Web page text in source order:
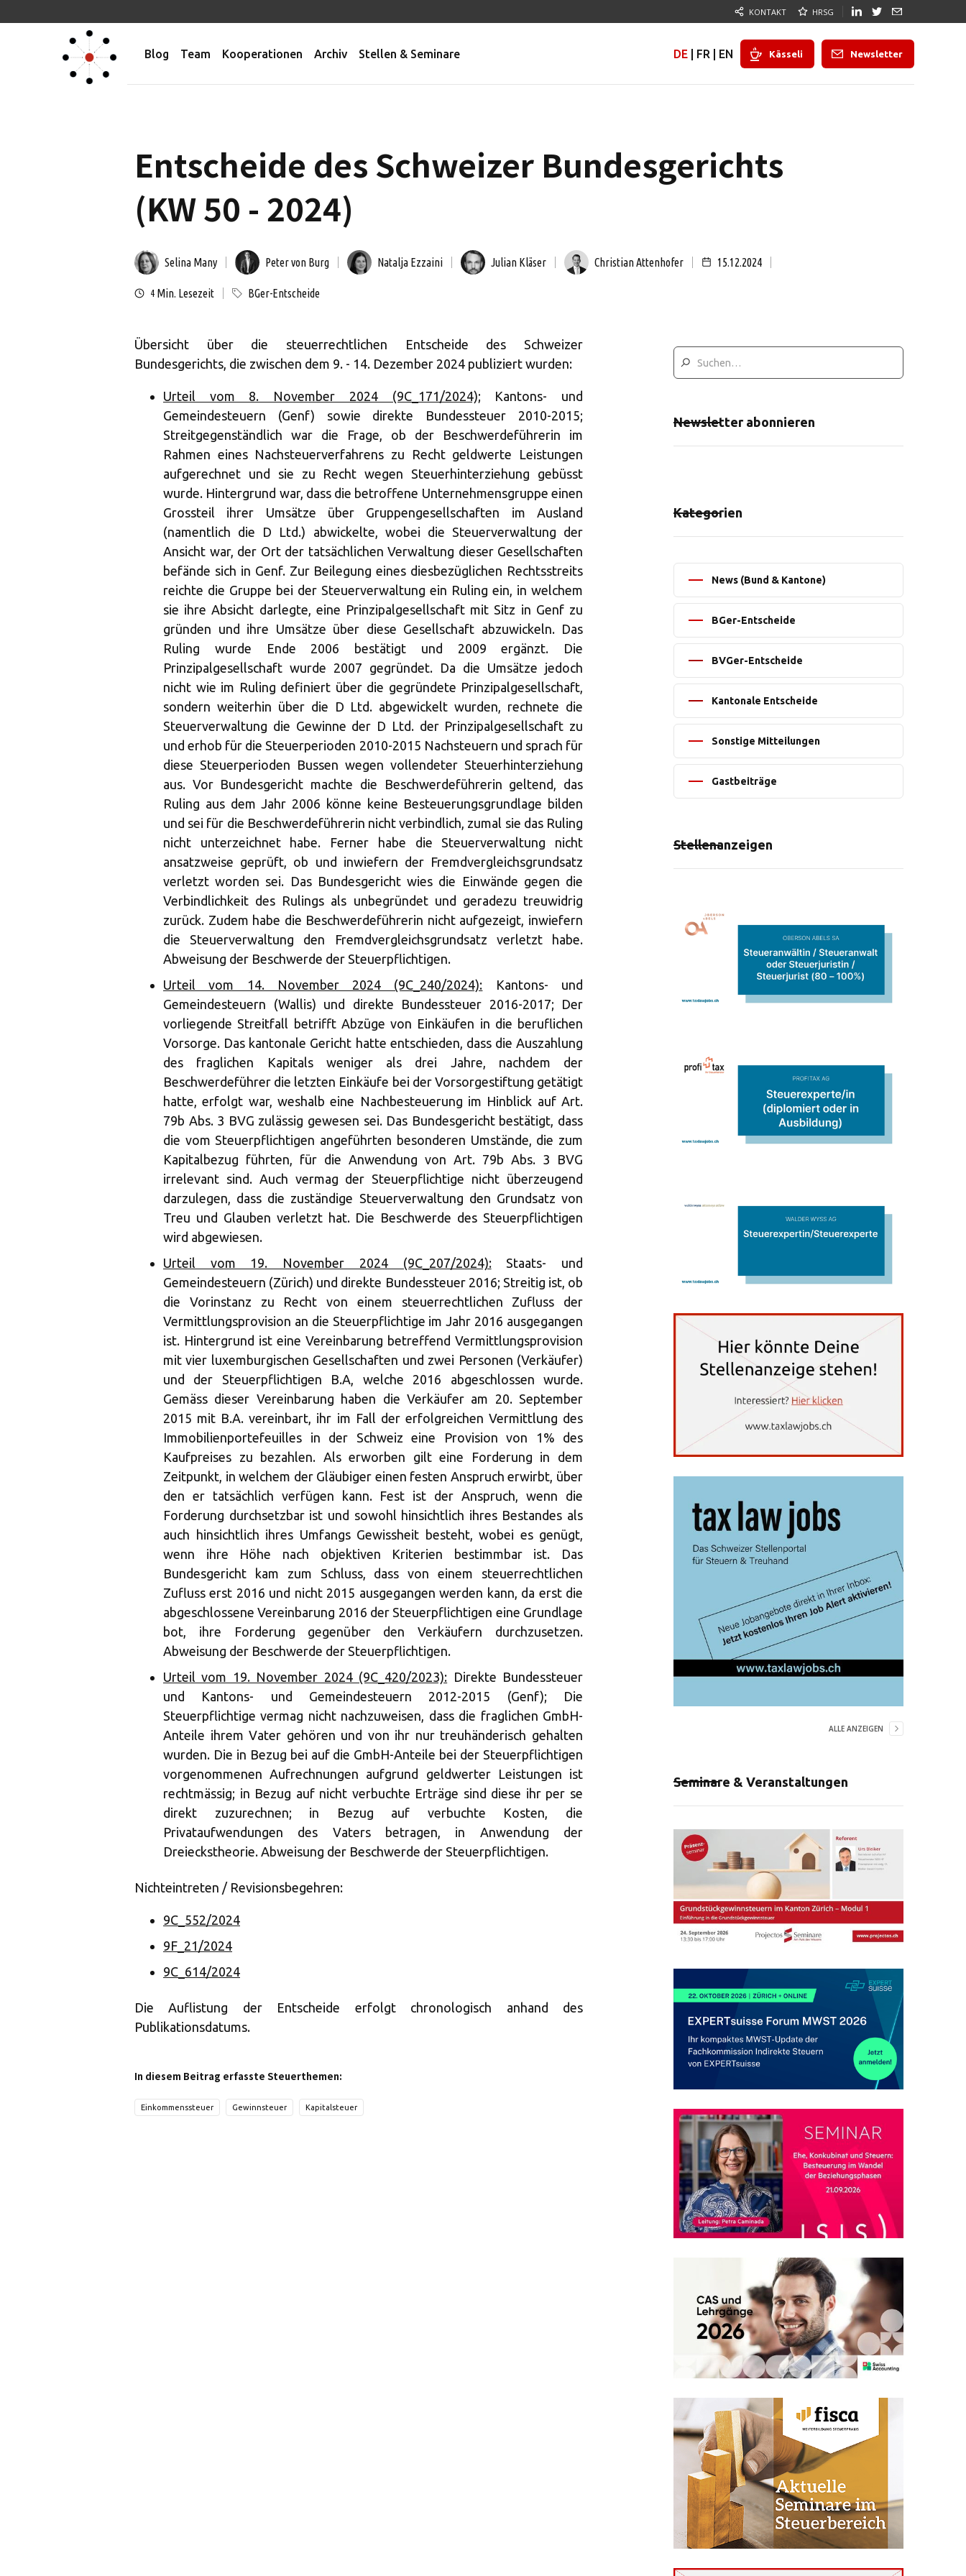
KONTAKT HRSG
Blog Team Kooperationen Archiv Stellen & Seminare DE FR EN Kässeli Newsletter
Entscheide des Schweizer Bundesgerichts
(KW 50 - 2024)
Selina Many Peter von Burg Natalja Ezzaini Julian Kläser Christian Attenhofer 15.12.2024
4 Min. Lesezeit BGer-Entscheide
Übersicht über die steuerrechtlichen Entscheide des Schweizer
Bundesgerichts, die zwischen dem 9. - 14. Dezember 2024 publiziert wurden:
Urteil vom 8. November 2024 (9C_171/2024); Kantons- und
Gemeindesteuern (Genf) sowie direkte Bundessteuer 2010-2015;
Streitgegenständlich war die Frage, ob der Beschwerdeführerin im
Rahmen eines Nachsteuerverfahrens zu Recht geldwerte Leistungen
aufgerechnet und sie zu Recht wegen Steuerhinterziehung gebüsst
wurde. Hintergrund war, dass die betroffene Unternehmensgruppe einen
Grossteil ihrer Umsätze über Gruppengesellschaften im Ausland
(namentlich die D Ltd.) abwickelte, wobei die Steuerverwaltung der
Ansicht war, der Ort der tatsächlichen Verwaltung dieser Gesellschaften
befände sich in Genf. Zur Beilegung eines diesbezüglichen Rechtsstreits
reichte die Gruppe bei der Steuerverwaltung ein Ruling ein, in welchem
sie ihre Absicht darlegte, eine Prinzipalgesellschaft mit Sitz in Genf zu
gründen und ihre Umsätze über diese Gesellschaft abzuwickeln. Das
Ruling wurde Ende 2006 bestätigt und 2009 ergänzt. Die
Prinzipalgesellschaft wurde 2007 gegründet. Da die Umsätze jedoch
nicht wie im Ruling definiert über die gegründete Prinzipalgesellschaft,
sondern weiterhin über die D Ltd. abgewickelt wurden, rechnete die
Steuerverwaltung die Gewinne der D Ltd. der Prinzipalgesellschaft zu
und erhob für die Steuerperioden 2010-2015 Nachsteuern und sprach für
diese Steuerperioden Bussen wegen vollendeter Steuerhinterziehung
aus. Vor Bundesgericht machte die Beschwerdeführerin geltend, das
Ruling aus dem Jahr 2006 könne keine Besteuerungsgrundlage bilden
und sei für die Beschwerdeführerin nicht verbindlich, zumal sie das Ruling
nicht unterzeichnet habe. Ferner habe die Steuerverwaltung nicht
ansatzweise geprüft, ob und inwiefern der Fremdvergleichsgrundsatz
verletzt worden sei. Das Bundesgericht wies die Einwände gegen die
Verbindlichkeit des Rulings als unbegründet und geradezu treuwidrig
zurück. Zudem habe die Beschwerdeführerin nicht aufgezeigt, inwiefern
die Steuerverwaltung den Fremdvergleichsgrundsatz verletzt habe.
Abweisung der Beschwerde der Steuerpflichtigen.
Urteil vom 14. November 2024 (9C_240/2024): Kantons- und
Gemeindesteuern (Wallis) und direkte Bundessteuer 2016-2017; Der
vorliegende Streitfall betrifft Abzüge von Einkäufen in die beruflichen
Vorsorge. Das kantonale Gericht hatte entschieden, dass die Auszahlung
des fraglichen Kapitals weniger als drei Jahre, nachdem der
Beschwerdeführer die letzten Einkäufe bei der Vorsorgestiftung getätigt
hatte, erfolgt war, weshalb eine Nachbesteuerung im Hinblick auf Art.
79b Abs. 3 BVG zulässig gewesen sei. Das Bundesgericht bestätigt, dass
die vom Steuerpflichtigen angeführten besonderen Umstände, die zum
Kapitalbezug führten, für die Anwendung von Art. 79b Abs. 3 BVG
irrelevant sind. Auch vermag der Steuerpflichtige nicht überzeugend
darzulegen, dass die zuständige Steuerverwaltung den Grundsatz von
Treu und Glauben verletzt hat. Die Beschwerde des Steuerpflichtigen
wird abgewiesen.
Urteil vom 19. November 2024 (9C_207/2024):
Staats- und
Gemeindesteuern (Zürich) und direkte Bundessteuer 2016; Streitig ist, ob
die Vorinstanz zu Recht von einem steuerrechtlichen Zufluss der
Vermittlungsprovision an die Steuerpflichtige im Jahr 2016 ausgegangen
ist. Hintergrund ist eine Vereinbarung betreffend Vermittlungsprovision
mit vier luxemburgischen Gesellschaften und zwei Personen (Verkäufer)
und der Steuerpflichtigen B.A, welche 2016 abgeschlossen wurde.
Gemäss dieser Vereinbarung haben die Verkäufer am 20. September
2015 mit B.A. vereinbart, ihr im Fall der erfolgreichen Vermittlung des
Immobilienportefeuilles in der Schweiz eine Provision von 1% des
Kaufpreises zu bezahlen. Als erworben gilt eine Forderung in dem
Zeitpunkt, in welchem der Gläubiger einen festen Anspruch erwirbt, über
den er tatsächlich verfügen kann. Fest ist der Anspruch, wenn die
Forderung durchsetzbar ist und sowohl hinsichtlich ihres Bestandes als
auch hinsichtlich ihres Umfangs Gewissheit besteht, wobei es genügt,
wenn ihre Höhe nach objektiven Kriterien bestimmbar ist. Das
Bundesgericht kam zum Schluss, dass von einem steuerrechtlichen
Zufluss erst 2016 und nicht 2015 ausgegangen werden kann, da erst die
abgeschlossene Vereinbarung 2016 der Steuerpflichtigen eine Grundlage
bot, ihre Forderung gegenüber den Verkäufern durchzusetzen.
Abweisung der Beschwerde der Steuerpflichtigen.
Urteil vom 19. November 2024 (9C_420/2023): Direkte Bundessteuer
und Kantons- und Gemeindesteuern 2012-2015 (Genf); Die
Steuerpflichtige vermag nicht nachzuweisen, dass die fraglichen GmbH-
Anteile ihrem Vater gehören und von ihr nur treuhänderisch gehalten
wurden. Die in Bezug bei auf die GmbH-Anteile bei der Steuerpflichtigen
vorgenommenen Aufrechnungen aufgrund geldwerter Leistungen ist
rechtmässig; in Bezug auf nicht verbuchte Erträge sind diese ihr per se
direkt zuzurechnen; in Bezug auf verbuchte Kosten, die
Privataufwendungen des Vaters betragen, in Anwendung der
Dreieckstheorie. Abweisung der Beschwerde der Steuerpflichtigen.
Nichteintreten / Revisionsbegehren:
9C_552/2024
9F_21/2024
9C_614/2024
Die Auflistung der Entscheide erfolgt chronologisch anhand des
Publikationsdatums.
In diesem Beitrag erfasste Steuerthemen:
Einkommenssteuer Gewinnsteuer Kapitalsteuer
Newsletter abonnieren
Kategorien
News (Bund & Kantone)
BGer-Entscheide
BVGer-Entscheide
Kantonale Entscheide
Sonstige Mitteilungen
Gastbeiträge
Stellenanzeigen
ALLE ANZEIGEN
Seminare & Veranstaltungen